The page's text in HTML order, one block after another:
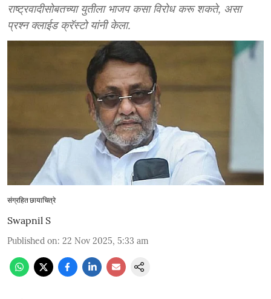
राष्ट्रवादीसोबतच्या युतीला भाजप कसा विरोध करू शकते, असा
प्रश्न क्लाईड क्रॅस्टो यांनी केला.
संग्रहित छायाचित्रे
Swapnil S
Published on: 22 Nov 2025, 5:33 am